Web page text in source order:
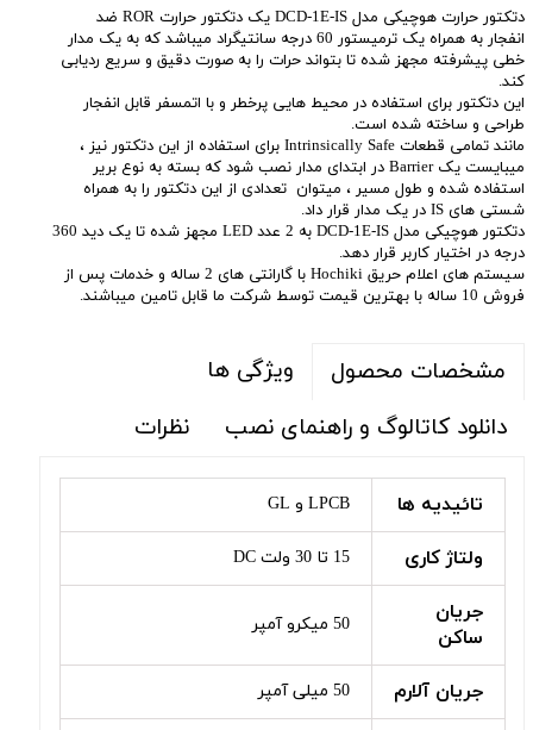
دتکتور حرارت هوچیکی مدل DCD-1E-IS یک دتکتور حرارت ROR ضد
انفجار به همراه یک ترمیستور 60 درجه سانتیگراد میباشد که به یک مدار
خطی پیشرفته مجهز شده تا بتواند حرات را به صورت دقیق و سریع ردیابی
کند.
این دتکتور برای استفاده در محیط هایی پرخطر و با اتمسفر قابل انفجار
طراحی و ساخته شده است.
مانند تمامی قطعات Intrinsically Safe برای استفاده از این دتکتور نیز ،
میبایست یک Barrier در ابتدای مدار نصب شود که بسته به نوع بریر
استفاده شده و طول مسیر ، میتوان تعدادی از این دتکتور را به همراه
شستی های IS در یک مدار قرار داد.
دتکتور هوچیکی مدل DCD-1E-IS به 2 عدد LED مجهز شده تا یک دید 360
درجه در اختیار کاربر قرار دهد.
سیستم های اعلام حریق Hochiki با گارانتی های 2 ساله و خدمات پس از
فروش 10 ساله با بهترین قیمت توسط شرکت ما قابل تامین میباشند.
مشخصات محصول
ویژگی ها
دانلود کاتالوگ و راهنمای نصب
نظرات
تائیدیه ها LPCB و GL
ولتاژ کاری 15 تا 30 ولت DC
جریان
ساکن
50 میکرو آمپر
جریان آلارم 50 میلی آمپر